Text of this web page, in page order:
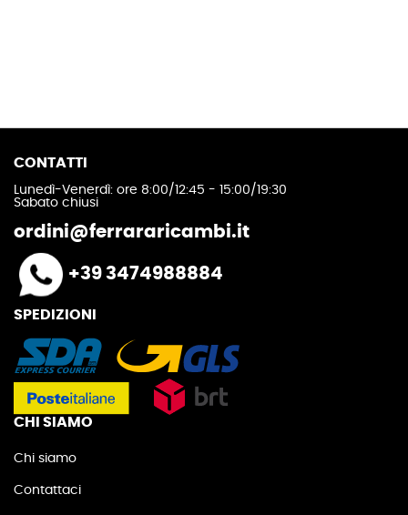
CONTATTI
Lunedì-Venerdì: ore 8:00/12:45 - 15:00/19:30
Sabato chiusi
ordini@ferrararicambi.it
+39 3474988884
SPEDIZIONI
CHI SIAMO
Chi siamo
Contattaci